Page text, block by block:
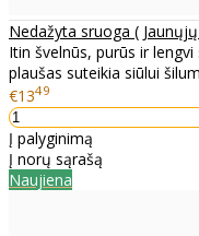
Nedažyta sruoga (
Itin švelnūs, purūs ir
plaušas suteikia siūlui
€1349
Į palyginimą
Į norų sąrašą
Naujiena